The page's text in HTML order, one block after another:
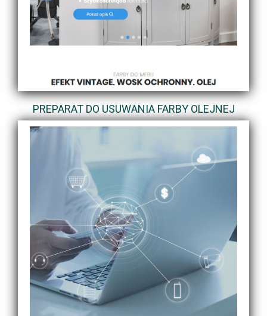
PREPARAT DO USUWANIA FARBY OLEJNEJ